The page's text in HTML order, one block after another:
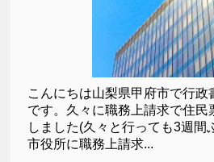
こんにちは山梨県甲府市で行政
です。久々に職務上請求で住民
しました(久々と行っても3週間
市役所に職務上請求...